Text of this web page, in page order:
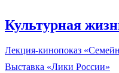
Культурная
Лекция-кинопоказ
Выставка «Лики России»